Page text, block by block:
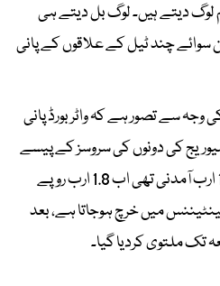
لوگ دیتے ہیں۔ لوگ بل دیتے ہی
سوائے چند ٹیل کے علاقوں کے پانی
سے تصور ہے کہ واٹر بورڈ پانی
سیوریج کی دونوں کی سروسز کے پیسے
ہیں، جب ہم نے ٹیک اوور کیا 1.1 ارب آمدنی تھی اب 1.8 ارب روپے
میں خرچ ہوجاتا ہے، بعد
تک ملتوی کردیا گیا۔